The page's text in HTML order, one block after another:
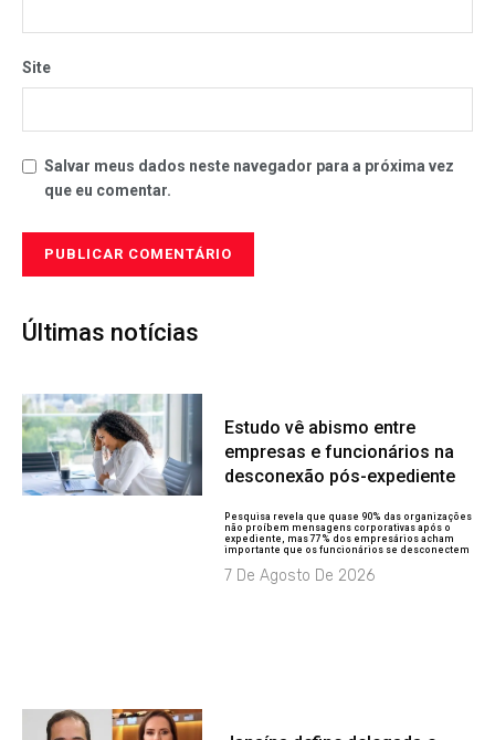
Site
Salvar meus dados neste navegador para a próxima vez
que eu comentar.
Últimas notícias
Estudo vê abismo entre
empresas e funcionários na
desconexão pós-expediente
Pesquisa revela que quase 90% das organizações
não proíbem mensagens corporativas após o
expediente, mas 77% dos empresários acham
importante que os funcionários se desconectem
7 De Agosto De 2026